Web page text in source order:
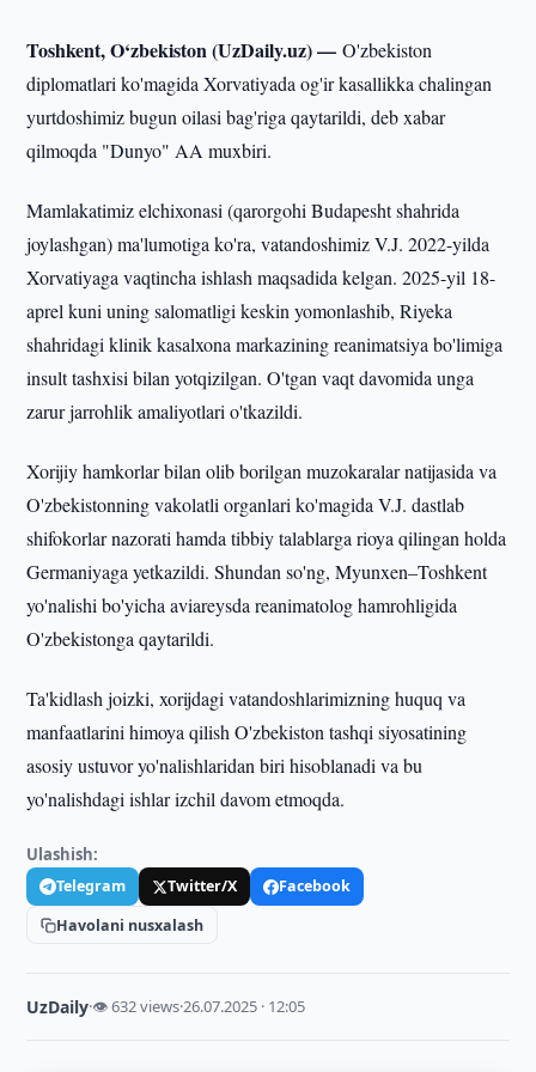
Toshkent, O‘zbekiston (UzDaily.uz) —O'zbekiston
diplomatlari ko'magida Xorvatiyada og'ir kasallikka chalingan
yurtdoshimiz bugun oilasi bag'riga qaytarildi, deb xabar
qilmoqda "Dunyo" AA muxbiri.
Mamlakatimiz elchixonasi (qarorgohi Budapesht shahrida
joylashgan) ma'lumotiga ko'ra, vatandoshimiz V.J. 2022-yilda
Xorvatiyaga vaqtincha ishlash maqsadida kelgan. 2025-yil 18-
aprel kuni uning salomatligi keskin yomonlashib, Riyeka
shahridagi klinik kasalxona markazining reanimatsiya bo'limiga
insult tashxisi bilan yotqizilgan. O'tgan vaqt davomida unga
zarur jarrohlik amaliyotlari o'tkazildi.
Xorijiy hamkorlar bilan olib borilgan muzokaralar natijasida va
O'zbekistonning vakolatli organlari ko'magida V.J. dastlab
shifokorlar nazorati hamda tibbiy talablarga rioya qilingan holda
Germaniyaga yetkazildi. Shundan so'ng, Myunxen–Toshkent
yo'nalishi bo'yicha aviareysda reanimatolog hamrohligida
O'zbekistonga qaytarildi.
Ta'kidlash joizki, xorijdagi vatandoshlarimizning huquq va
manfaatlarini himoya qilish O'zbekiston tashqi siyosatining
asosiy ustuvor yo'nalishlaridan biri hisoblanadi va bu
yo'nalishdagi ishlar izchil davom etmoqda.
Ulashish:
Telegram Twitter/X
Facebook
Havolani nusxalash
UzDaily·👁 632 views·26.07.2025 · 12:05